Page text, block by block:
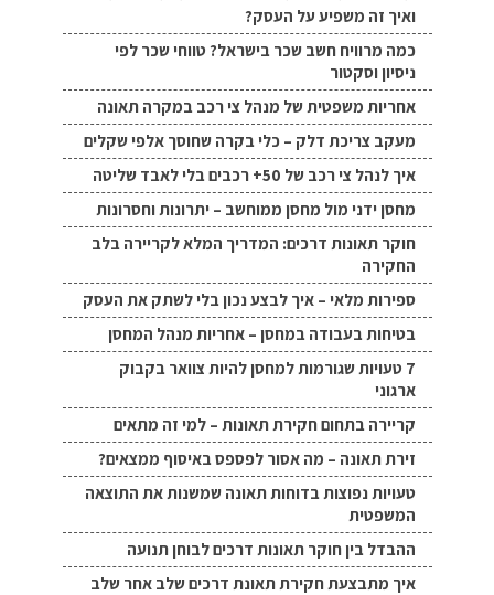
ואיך זה משפיע על העסק?
כמה מרוויח חשב שכר בישראל? טווחי שכר לפי
ניסיון וסקטור
אחריות משפטית של מנהל צי רכב במקרה תאונה
מעקב צריכת דלק – כלי בקרה שחוסך אלפי שקלים
איך לנהל צי רכב של 50+ רכבים בלי לאבד שליטה
מחסן ידני מול מחסן ממוחשב – יתרונות וחסרונות
חוקר תאונות דרכים: המדריך המלא לקריירה בלב
החקירה
ספירות מלאי – איך לבצע נכון בלי לשתק את העסק
בטיחות בעבודה במחסן – אחריות מנהל המחסן
7 טעויות שגורמות למחסן להיות צוואר בקבוק
ארגוני
קריירה בתחום חקירת תאונות – למי זה מתאים
זירת תאונה – מה אסור לפספס באיסוף ממצאים?
טעויות נפוצות בדוחות תאונה שמשנות את התוצאה
המשפטית
ההבדל בין חוקר תאונות דרכים לבוחן תנועה
איך מתבצעת חקירת תאונת דרכים שלב אחר שלב